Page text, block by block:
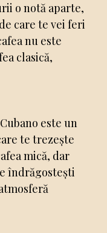
o notă aparte,
care te vei feri
nu este
clasică,
este un
te trezește
mică, dar
îndrăgostești